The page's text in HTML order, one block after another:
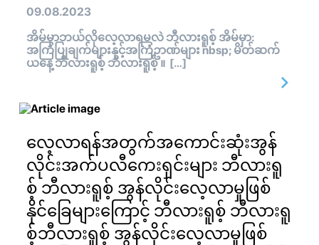
09.08.2023
အိမ်မှာဘယ်လိုလေ့လာရမလဲ ဘီလားရူစ့် အိမ်မှာ:
အကြံပြုချက်များနှင့်အကြံဥာဏ်များ nbsp; မိတ်ဆက်
ယနေ့ ဘီလားရူစ့် ဘီလားရူစ့် ။ […]
လေ့လာရန်အတွက်အကောင်းဆုံးအွန်
လိုင်းအက်ပလီကေးရှင်းများ ဘီလားရူ
စ့် ဘီလားရူစ့် အွန်လိုင်းလေ့လာမှုဖြစ်
နိုင်ခြေများကြောင့် ဘီလားရူစ့် ဘီလားရူ
စ့်ဘီလားရူစ့် အွန်လိုင်းလေ့လာမှုဖြစ်